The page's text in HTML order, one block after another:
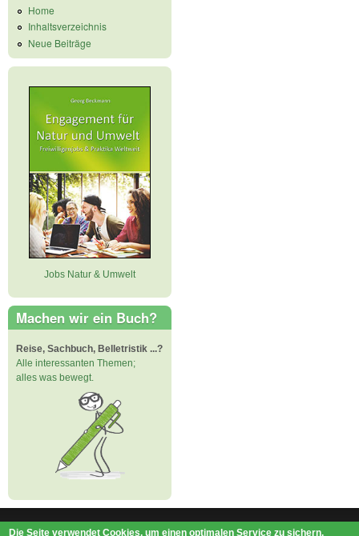
Home
Inhaltsverzeichnis
Neue Beiträge
Jobs Natur & Umwelt
Machen wir ein Buch?
Reise, Sachbuch, Belletristik ...?
Alle interessanten Themen;
alles was bewegt.
Impressum |Datenschutz
Die Seite verwendet Cookies, um einen optimalen Service zu sichern.